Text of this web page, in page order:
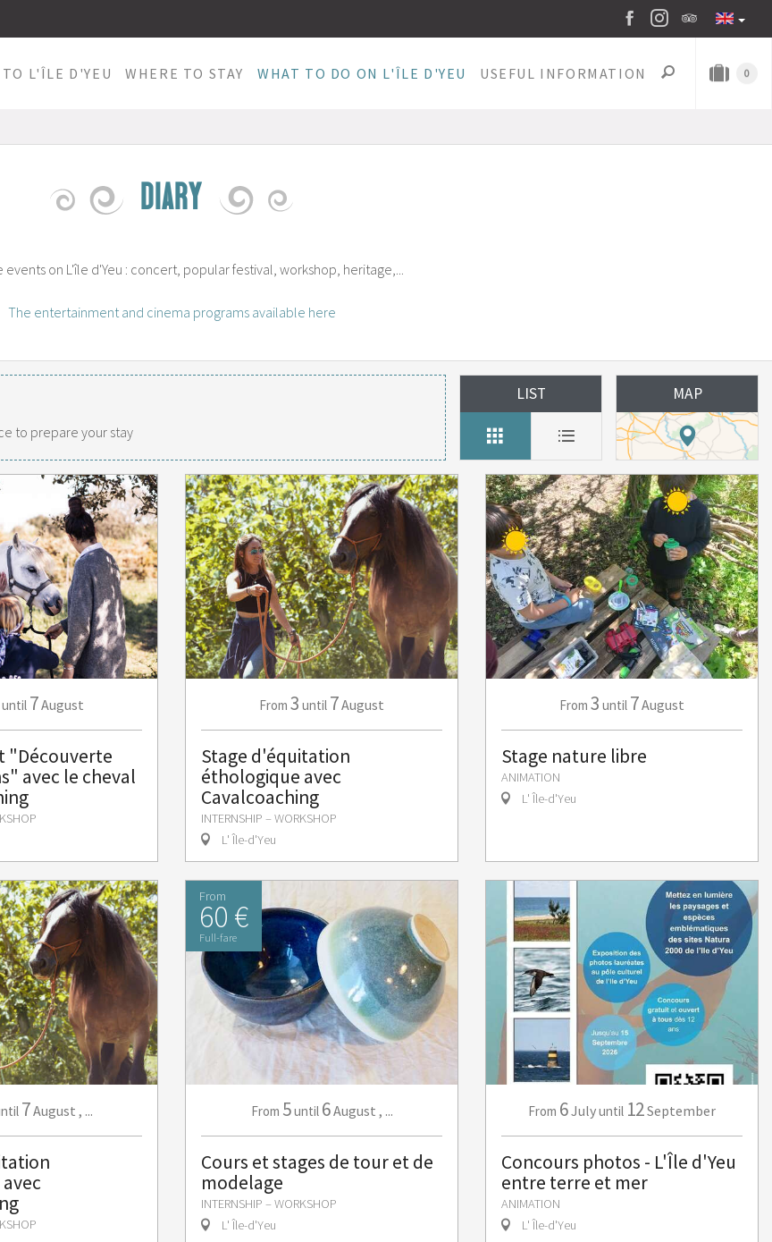
L'ÎLE D'YEU WHERE TO STAY WHAT TO DO ON L'ÎLE D'YEU USEFUL INFORMATION 0
DIARY
events on L'île d'Yeu : concert, popular festival, workshop, heritage,...
The entertainment and cinema programs available here
to prepare your stay
LIST MAP
until 7August
"Découverte
avec le cheval
From 3 until 7August
Stage d'équitation
éthologique avec
Cavalcoaching
INTERNSHIP – WORKSHOP
L' Île-d'Yeu
From 3 until 7August
Stage nature libre
ANIMATION
L' Île-d'Yeu
7August , ...
From
60 €
Full-fare
From 5until 6August , ...
Cours et stages de tour et de
modelage
INTERNSHIP – WORKSHOP
L' Île-d'Yeu
From 6Julyuntil 12September
Concours photos - L'Île d'Yeu
entre terre et mer
ANIMATION
L' Île-d'Yeu